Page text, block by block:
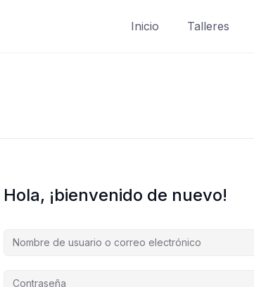
Inicio Talleres
Hola, ¡bienvenido de nuevo!